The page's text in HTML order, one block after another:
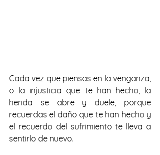
Cada vez que piensas en la venganza,
o la injusticia que te han hecho, la
herida se abre y duele, porque
recuerdas el daño que te han hecho y
el recuerdo del sufrimiento te lleva a
sentirlo de nuevo.